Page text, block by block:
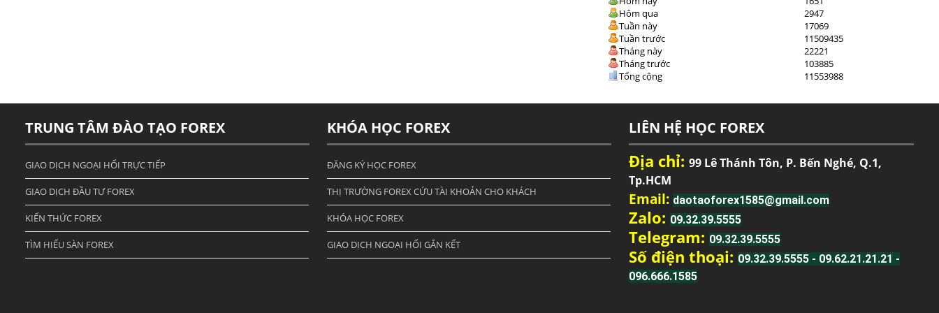
Hôm qua
2947
Tuần này
17069
Tuần trước
11509435
Tháng này
22221
Tháng trước
103885
Tổng cộng
11553988
TRUNG TÂM ĐÀO TẠO FOREX
GIAO DỊCH NGOẠI HỐI TRỰC TIẾP
GIAO DỊCH ĐẦU TƯ FOREX
KIẾN THỨC FOREX
TÌM HIỂU SÀN FOREX
KHÓA HỌC FOREX
ĐĂNG KÝ HỌC FOREX
THỊ TRƯỜNG FOREX CỨU TÀI KHOẢN CHO KHÁCH
KHÓA HỌC FOREX
GIAO DỊCH NGOẠI HỐI GẮN KẾT
LIÊN HỆ HỌC FOREX
Địa chỉ:99 Lê Thánh Tôn, P. Bến Nghé, Q.1,
Tp.HCM
Email:daotaoforex1585@gmail.com
Zalo:09.32.39.5555
Telegram:09.32.39.5555
Số điện thoại:09.32.39.5555 - 09.62.21.21.21 -
096.666.1585